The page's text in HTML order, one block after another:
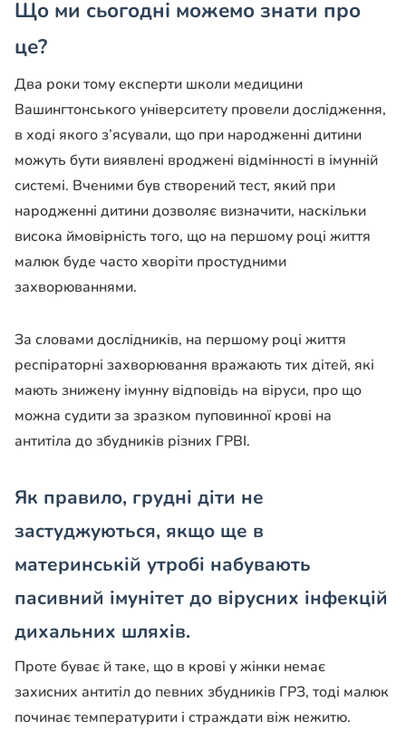
Що ми сьогодні можемо знати про
це?
Два роки тому експерти школи медицини
Вашингтонського університету провели дослідження,
в ході якого з’ясували, що при народженні дитини
можуть бути виявлені вроджені відмінності в імунній
системі. Вченими був створений тест, який при
народженні дитини дозволяє визначити, наскільки
висока ймовірність того, що на першому році життя
малюк буде часто хворіти простудними
захворюваннями.
За словами дослідників, на першому році життя
респіраторні захворювання вражають тих дітей, які
мають знижену імунну відповідь на віруси, про що
можна судити за зразком пуповинної крові на
антитіла до збудників різних ГРВІ.
Як правило, грудні діти не
застуджуються, якщо ще в
материнській утробі набувають
пасивний імунітет до вірусних інфекцій
дихальних шляхів.
Проте буває й таке, що в крові у жінки немає
захисних антитіл до певних збудників ГРЗ, тоді малюк
починає температурити і страждати віж нежитю.